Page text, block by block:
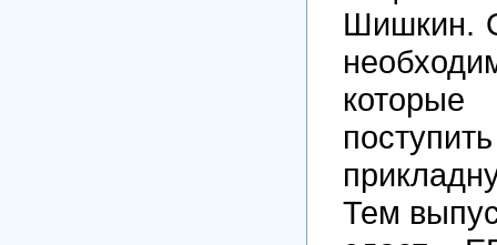
Шишкин.
Тем